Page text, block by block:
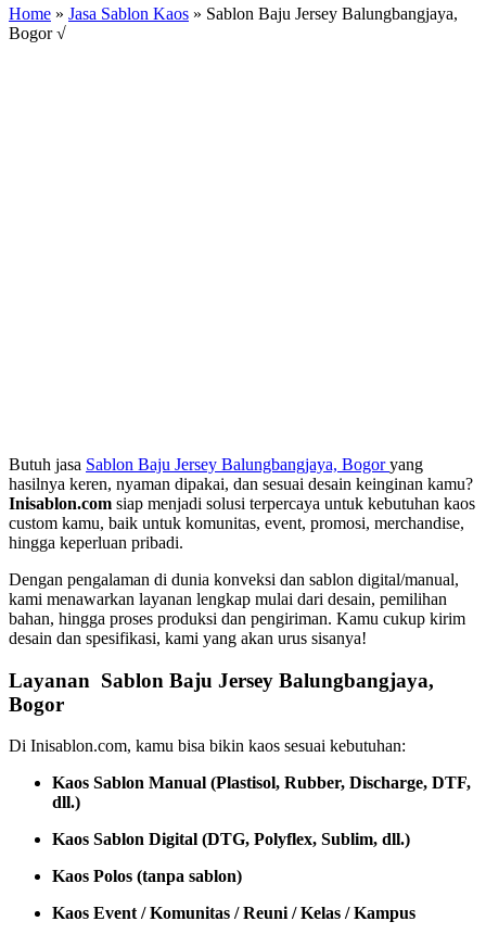
Home » Jasa Sablon Kaos » Sablon Baju Jersey Balungbangjaya,
Bogor √
Butuh jasa Sablon Baju Jersey Balungbangjaya, Bogoryang
hasilnya keren, nyaman dipakai, dan sesuai desain keinginan kamu?
Inisablon.com siap menjadi solusi terpercaya untuk kebutuhan kaos
custom kamu, baik untuk komunitas, event, promosi, merchandise,
hingga keperluan pribadi.
Dengan pengalaman di dunia konveksi dan sablon digital/manual,
kami menawarkan layanan lengkap mulai dari desain, pemilihan
bahan, hingga proses produksi dan pengiriman. Kamu cukup kirim
desain dan spesifikasi, kami yang akan urus sisanya!
Layanan Sablon Baju Jersey Balungbangjaya,
Bogor
Di Inisablon.com, kamu bisa bikin kaos sesuai kebutuhan:
Kaos Sablon Manual (Plastisol, Rubber, Discharge, DTF,
dll.)
Kaos Sablon Digital (DTG, Polyflex, Sublim, dll.)
Kaos Polos (tanpa sablon)
Kaos Event / Komunitas / Reuni / Kelas / Kampus